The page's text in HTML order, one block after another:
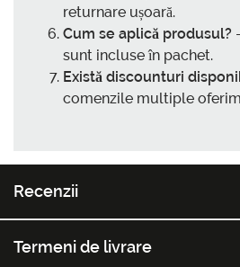
returnare ușoară.
Cum se aplică produsul?
sunt incluse în pachet.
Există discounturi
comenzile multiple
Recenzii
Termeni de livrare